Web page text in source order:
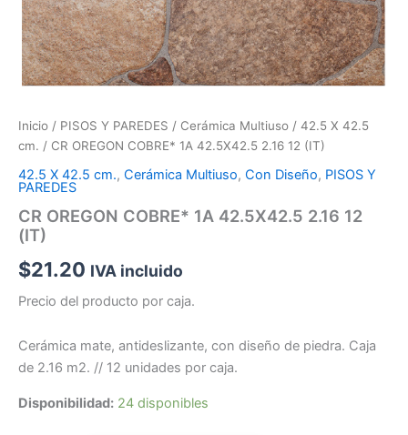
Inicio / PISOS Y PAREDES / Cerámica Multiuso / 42.5 X 42.5
cm. / CR OREGON COBRE* 1A 42.5X42.5 2.16 12 (IT)
42.5 X 42.5 cm., Cerámica Multiuso, Con Diseño, PISOS Y
PAREDES
CR OREGON COBRE* 1A 42.5X42.5 2.16 12
(IT)
$21.20 IVA incluido
Precio del producto por caja.
Cerámica mate, antideslizante, con diseño de piedra. Caja
de 2.16 m2. // 12 unidades por caja.
Disponibilidad: 24 disponibles